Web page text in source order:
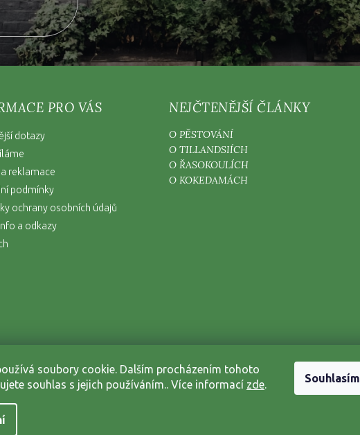
soubory cookie. Dalším procházením tohoto
souhlas s jejich používáním.. Více informací zde. Souhlasím
PRO VÁS
dotazy
reklamace
podmínky
ochrany osobních údajů
a odkazy
NEJČTENĚJŠÍ ČLÁNKY
O PĚSTOVÁNÍ
O TILLANDSIÍCH
O ŘASOKOULÍCH
O KOKEDAMÁCH
Copyright 2026Zahrada na niti. Všechna práva vyhrazena.